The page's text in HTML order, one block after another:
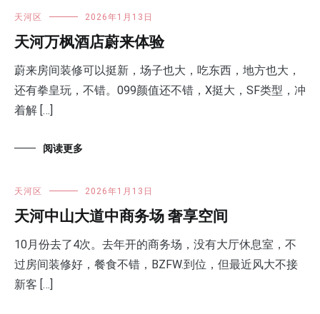
天河区 2026年1月13日
天河万枫酒店蔚来体验
蔚来房间装修可以挺新，场子也大，吃东西，地方也大，
还有拳皇玩，不错。099颜值还不错，X挺大，SF类型，冲
着解 […]
阅读更多
天河区 2026年1月13日
天河中山大道中商务场 奢享空间
10月份去了4次。去年开的商务场，没有大厅休息室，不
过房间装修好，餐食不错，BZFW.到位，但最近风大不接
新客 […]